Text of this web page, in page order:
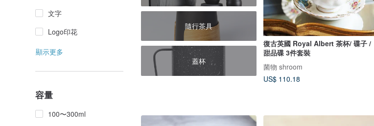
文字
Logo印花
顯示更多
容量
100〜300ml
隨行茶具
蓋杯
復古英國 Royal Albert 茶杯/ 碟子 /
甜品碟 3件套裝
菌物 shroom
US$ 110.18